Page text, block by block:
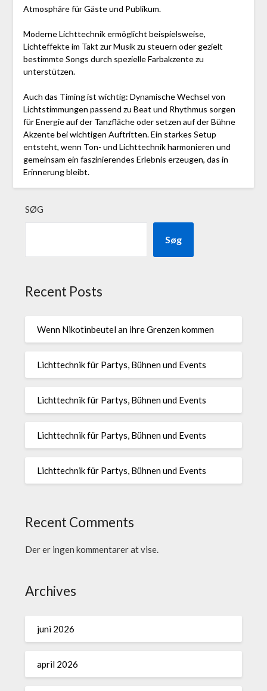
Atmosphäre für Gäste und Publikum.
Moderne Lichttechnik ermöglicht beispielsweise,
Lichteffekte im Takt zur Musik zu steuern oder gezielt
bestimmte Songs durch spezielle Farbakzente zu
unterstützen.
Auch das Timing ist wichtig: Dynamische Wechsel von
Lichtstimmungen passend zu Beat und Rhythmus sorgen
für Energie auf der Tanzfläche oder setzen auf der Bühne
Akzente bei wichtigen Auftritten. Ein starkes Setup
entsteht, wenn Ton- und Lichttechnik harmonieren und
gemeinsam ein faszinierendes Erlebnis erzeugen, das in
Erinnerung bleibt.
SØG
Søg
Recent Posts
Wenn Nikotinbeutel an ihre Grenzen kommen
Lichttechnik für Partys, Bühnen und Events
Lichttechnik für Partys, Bühnen und Events
Lichttechnik für Partys, Bühnen und Events
Lichttechnik für Partys, Bühnen und Events
Recent Comments
Der er ingen kommentarer at vise.
Archives
juni 2026
april 2026